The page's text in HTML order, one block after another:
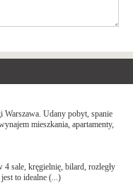
Udany pobyt, spanie
mieszkania, apartamenty,
sale, kręgielnię, bilard, rozległy
to idealne (...)